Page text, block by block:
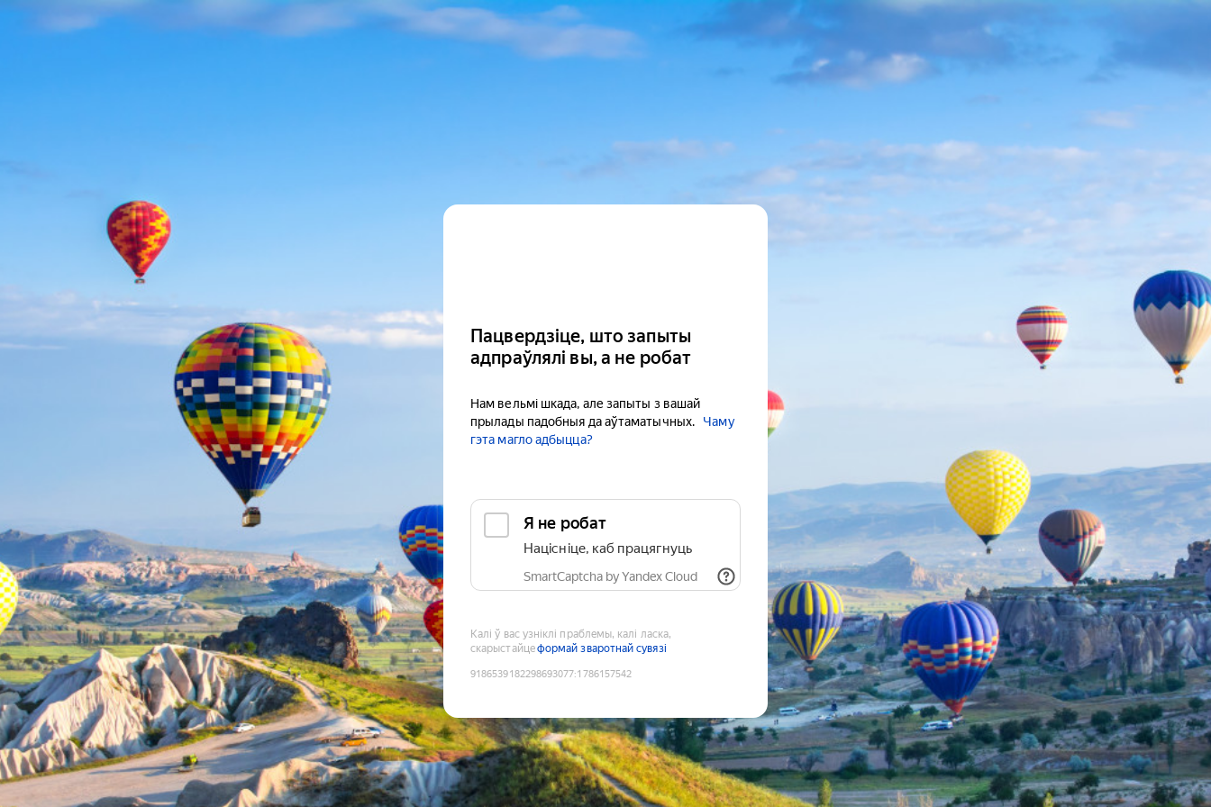
Пацвердзіце, што запыты
адпраўлялі вы, а не робат
Нам вельмі шкада, але запыты з вашай
прылады падобныя да аўтаматычных.
Чаму
гэта магло адбыцца?
Я не робат
Націсніце, каб працягнуць
SmartCaptcha by Yandex Cloud
Калі ў вас узніклі праблемы, калі ласка,
скарыстайцеформай зваротнай сувязі
9186539182298693077:1786157542